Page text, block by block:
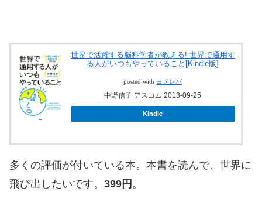
世界で活躍する脳科学者が教える! 世界で通用す
る人がいつもやっていること[Kindle版]
posted with ヨメレバ
中野信子 アスコム 2013-09-25
Kindle
多くの評価が付いている本。本書を読んで、世界に
飛び出したいです。 399円 。